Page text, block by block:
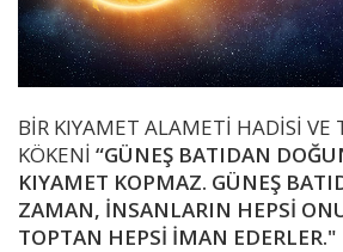
BİR KIYAMET ALAMETİ HADİSİ VE
KÖKENİ “GÜNEŞ BATIDAN
KIYAMET KOPMAZ. GÜNEŞ
ZAMAN, İNSANLARIN HEPSİ
TOPTAN HEPSİ İMAN EDERLER."